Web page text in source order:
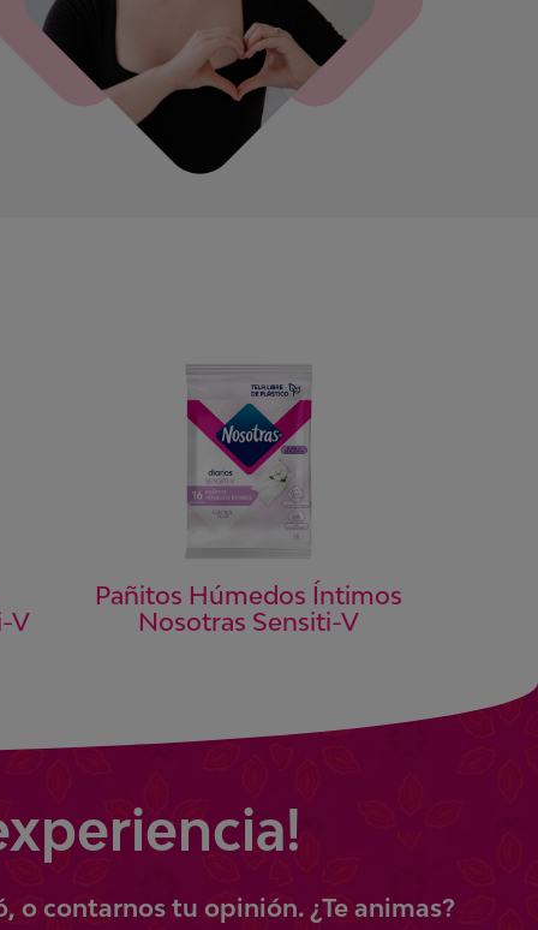
V
Pañitos Húmedos Íntimos
Nosotras Sensiti-V
o contarnos tu opinión. ¿Te animas?